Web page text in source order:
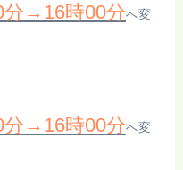
分→16時00分へ変
分→16時00分へ変